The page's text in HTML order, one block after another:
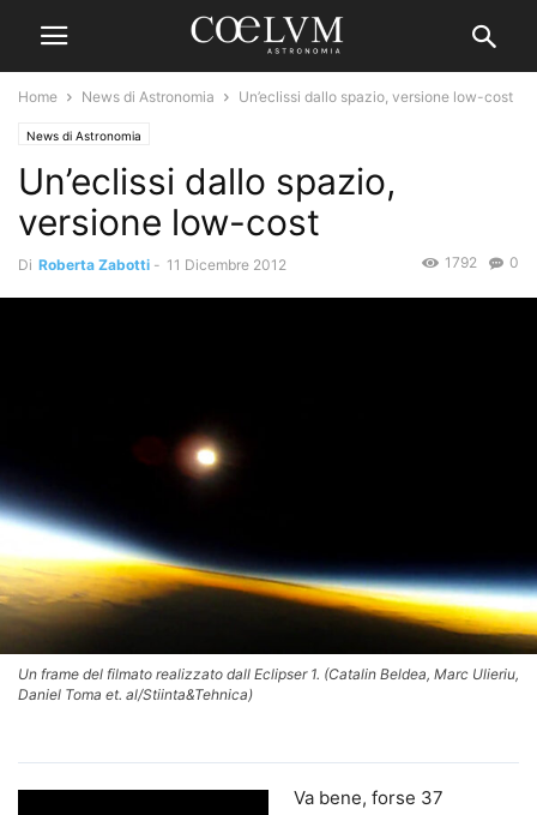
Home News di Astronomia Un’eclissi dallo spazio, versione low-cost
News di Astronomia
Un’eclissi dallo spazio,
versione low-cost
Di Roberta Zabotti - 11 Dicembre 2012 0
1792
Un frame del filmato realizzato dall Eclipser 1. (Catalin Beldea, Marc Ulieriu,
Daniel Toma et. al/Stiinta&Tehnica)
Va bene, forse 37